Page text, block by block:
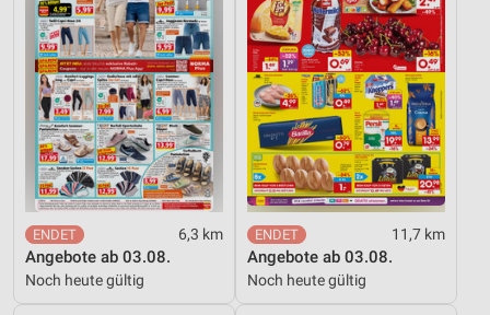
6,3 km
Angebote ab 03.08.
Noch heute gültig
11,7 km
Angebote ab 03.08.
Noch heute gültig
Funktional
Werbung